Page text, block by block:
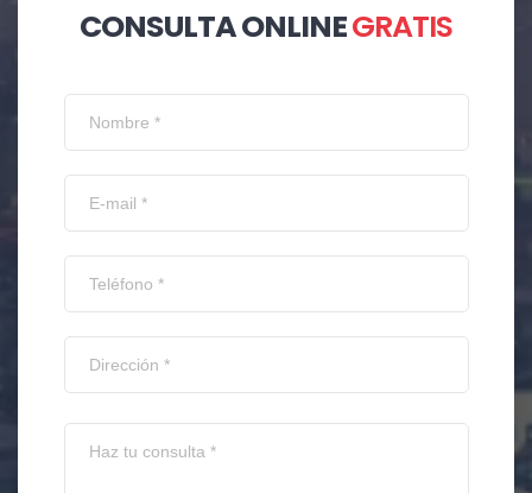
CONSULTA ONLINEGRATIS